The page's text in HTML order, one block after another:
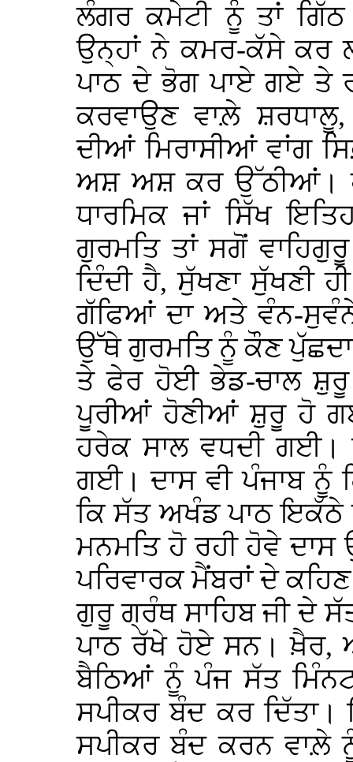
ਲੰਗਰ ਕਮੇਟੀ ਨੂੰ ਤਾਂ
ਉਨ੍ਹਾਂ ਨੇ ਕਮਰ-ਕੱਸੇ ਕਰ
ਪਾਠ ਦੇ ਭੋਗ ਪਾਏ ਗਏ ਤੇ
ਕਰਵਾਉਣ ਵਾਲ਼ੇ
ਦੀਆਂ ਮਿਰਾਸੀਆਂ ਵਾਂਗ
ਅਸ਼ ਅਸ਼ ਕਰ ਉੱਠੀਆਂ।
ਧਾਰਮਿਕ ਜਾਂ ਸਿੱਖ
ਗੁਰਮਤਿ ਤਾਂ ਸਗੋਂ
ਦਿੰਦੀ ਹੈ, ਸੁੱਖਣਾ ਸੁੱਖਣੀ
ਗੱਫਿਆਂ ਦਾ ਅਤੇ ਵੰਨ-ਸੁਵੰਨੇ
ਉੱਥੇ ਗੁਰਮਤਿ ਨੂੰ ਕੌਣ
ਤੇ ਫੇਰ ਹੋਈ ਭੇਡ-ਚਾਲ
ਪੂਰੀਆਂ ਹੋਣੀਆਂ ਸ਼ੁਰੂ ਹੋ
ਹਰੇਕ ਸਾਲ ਵਧਦੀ ਗਈ।
ਗਈ। ਦਾਸ ਵੀ ਪੰਜਾਬ
ਕਿ ਸੱਤ ਅਖੰਡ ਪਾਠ ਇਕੱਠੇ
ਮਨਮਤਿ ਹੋ ਰਹੀ ਹੋਵੇ
ਪਰਿਵਾਰਕ ਮੈਂਬਰਾਂ ਦੇ
ਗੁਰੂ ਗ੍ਰੰਥ ਸਾਹਿਬ ਜੀ ਦੇ
ਪਾਠ ਰੱਖੇ ਹੋਏ ਸਨ।
ਬੈਠਿਆਂ ਨੂੰ ਪੰਜ ਸੱਤ
ਸਪੀਕਰ ਬੰਦ ਕਰ ਦਿੱਤਾ।
ਸਪੀਕਰ ਬੰਦ ਕਰਨ ਵਾਲ਼ੇ